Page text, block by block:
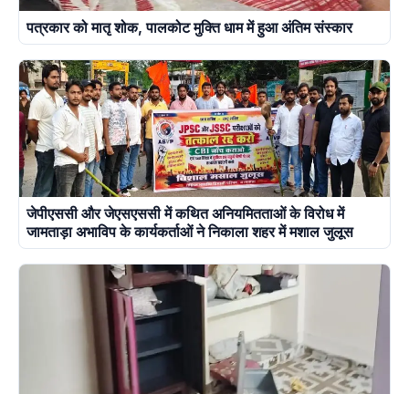
पत्रकार को मातृ शोक, पालकोट मुक्ति धाम में हुआ अंतिम संस्कार
जेपीएससी और जेएसएससी में कथित अनियमितताओं के विरोध में
जामताड़ा अभाविप के कार्यकर्ताओं ने निकाला शहर में मशाल जुलूस